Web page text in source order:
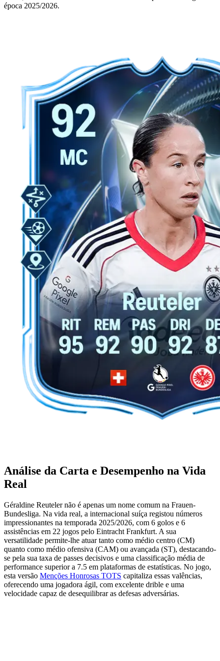
época 2025/2026.
Análise da Carta e Desempenho na Vida
Real
Géraldine Reuteler não é apenas um nome comum na Frauen-
Bundesliga. Na vida real, a internacional suíça registou números
impressionantes na temporada 2025/2026, com 6 golos e 6
assistências em 22 jogos pelo Eintracht Frankfurt. A sua
versatilidade permite-lhe atuar tanto como médio centro (CM)
quanto como médio ofensiva (CAM) ou avançada (ST), destacando-
se pela sua taxa de passes decisivos e uma classificação média de
performance superior a 7.5 em plataformas de estatísticas. No jogo,
esta versão Menções Honrosas TOTS capitaliza essas valências,
oferecendo uma jogadora ágil, com excelente drible e uma
velocidade capaz de desequilibrar as defesas adversárias.